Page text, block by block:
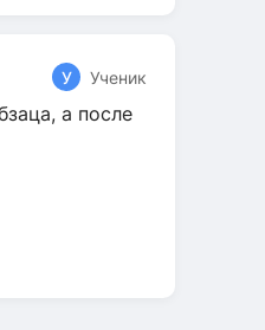
У Ученик
а после